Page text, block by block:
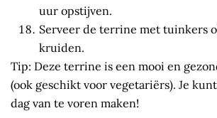
uur opstijven.
Serveer de terrine met tuinkers
kruiden.
Tip: Deze terrine is een mooi en
(ook geschikt voor vegetariërs). Je
dag van te voren maken!